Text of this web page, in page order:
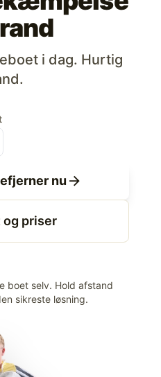
i dag. Hurtig
nu arrow_forward
og priser
boet selv. Hold afstand
sikreste løsning.